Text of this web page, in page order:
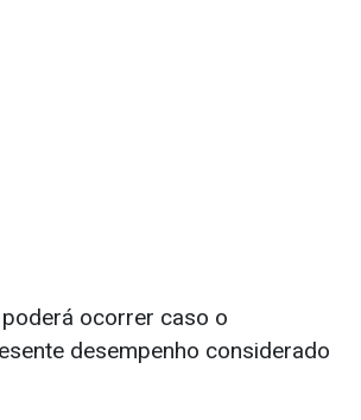
ocorrer caso o
desempenho considerado